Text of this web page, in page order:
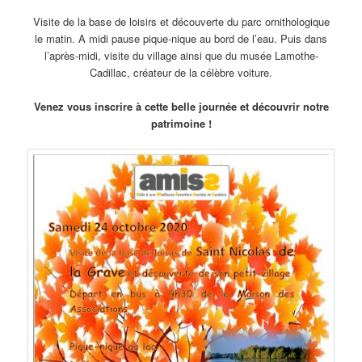
Visite de la base de loisirs et découverte du parc ornithologique
le matin. A midi pause pique-nique au bord de l’eau. Puis dans
l’après-midi, visite du village ainsi que du musée Lamothe-
Cadillac, créateur de la célèbre voiture.
Venez vous inscrire à cette belle journée et découvrir notre
patrimoine !